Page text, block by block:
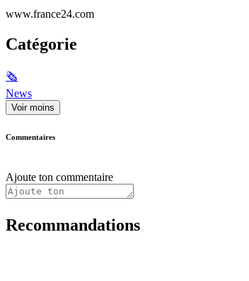
www.france24.com
Catégorie
🗞
News
Voir moins
Commentaires
Ajoute ton commentaire
Recommandations